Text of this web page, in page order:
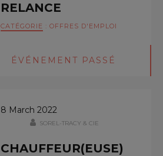
RELANCE
CATÉGORIE : OFFRES D'EMPLOI
ÉVÉNEMENT PASSÉ
8 March 2022
SOREL-TRACY & CIE
CHAUFFEUR(EUSE)